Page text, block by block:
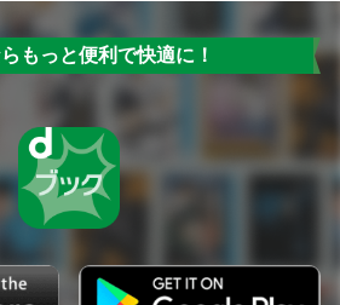
もっと便利で快適に！